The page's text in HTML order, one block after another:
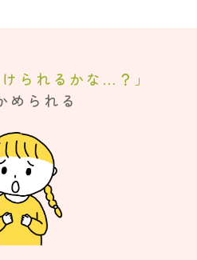
られるかな…？」
められる